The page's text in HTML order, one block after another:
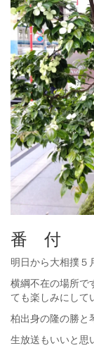
番 付
明日から大相撲５
横綱不在の場所で
ても楽しみにして
柏出身の隆の勝と
生放送もいいと思